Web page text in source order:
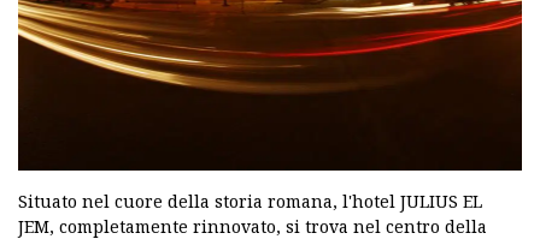
Situato nel cuore della storia romana, l'hotel JULIUS EL
JEM, completamente rinnovato, si trova nel centro della